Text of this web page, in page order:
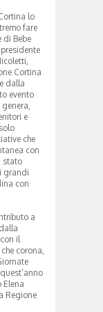
lo
fare
di Bebe
Cortina
dalla
evento
e
che
con
stato
grandi
con
a
il
corona,
Elena
Regione